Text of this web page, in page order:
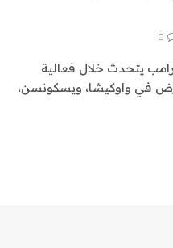
0
يتحدث خلال فعالية
في واوكيشا، ويسكونسن،